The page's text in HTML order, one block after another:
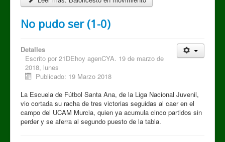
No pudo ser (1-0)
Detalles
Escrito por 21DEhoy agenCYA. 19 de marzo de
2018, lunes
Publicado: 19 Marzo 2018
La Escuela de Fútbol Santa Ana, de la Liga Nacional Juvenil,
vio cortada su racha de tres victorias seguidas al caer en el
campo del UCAM Murcia, quien ya acumula cinco partidos sin
perder y se aferra al segundo puesto de la tabla.